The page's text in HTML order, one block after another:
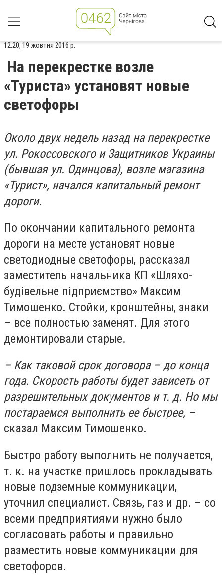
12:20, 19 жовтня 2016 р.
На перекрестке возле
«Туриста» установят новые
светофоры
Около двух недель назад на перекрестке
ул. Рокоссовского и Защитников Украины
(бывшая ул. Одинцова), возле магазина
«Турист», начался капитальный ремонт
дороги.
По окончании капитального ремонта
дороги на месте установят новые
светодиодные светофоры, рассказал
заместитель начальника КП «Шляхо-
будівельне підприємство» Максим
Тимошенко. Стойки, кронштейны, знаки
– все полностью заменят. Для этого
демонтировали старые.
– Как таковой срок договора – до конца
года. Скорость работы будет зависеть от
разрешительных документов и т. д. Но мы
постараемся выполнить ее быстрее, –
сказал Максим Тимошенко.
Быстро работу выполнить не получается,
т. к. на участке пришлось прокладывать
новые подземные коммуникации,
уточнил специалист. Связь, газ и др. – со
всеми предприятиями нужно было
согласовать работы и правильно
разместить новые коммуникации для
светофоров.